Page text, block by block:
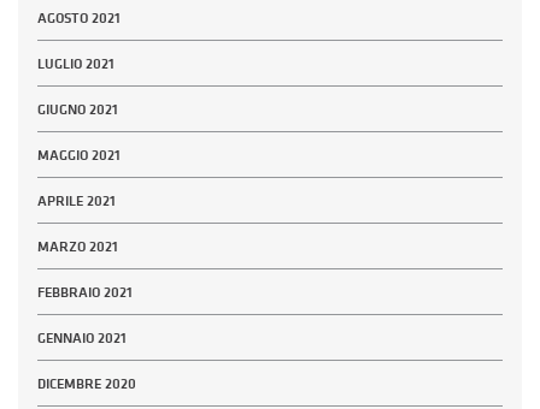
AGOSTO 2021
LUGLIO 2021
GIUGNO 2021
MAGGIO 2021
APRILE 2021
MARZO 2021
FEBBRAIO 2021
GENNAIO 2021
DICEMBRE 2020